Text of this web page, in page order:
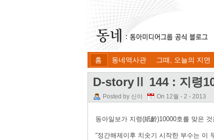
홈 동네역사관 그때, 오늘의 지면
D-storyⅡ 144 : 지령
Posted by 신이 On 12월 - 2 - 2013
동아일보가 지령(紙齡)10000호를 맞은
“정간해제이후 치솟기 시작한 부수는 이